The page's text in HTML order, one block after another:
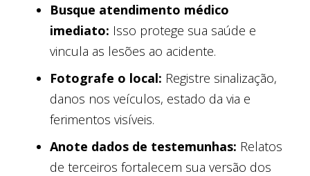
Busque atendimento médico
imediato: Isso protege sua saúde e
vincula as lesões ao acidente.
Fotografe o local: Registre sinalização,
danos nos veículos, estado da via e
ferimentos visíveis.
Anote dados de testemunhas: Relatos
de terceiros fortalecem sua versão dos